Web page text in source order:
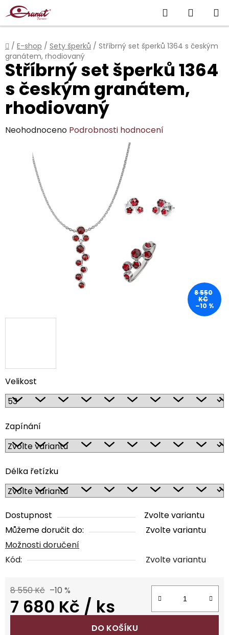
Přejít
na
obsah
Hledat
KOŠÍK
Domů
/ E-shop / Sety šperků / Stříbrný set šperků 1364 s českým
granátem, rhodiovaný
Velikost
Zapínání
Délka řetízku
Dostupnost
Zvolte variantu
Můžeme doručit do:
Zvolte variantu
Možnosti doručení
Kód:
Zvolte variantu
8 550 Kč –10 %
7 680 Kč / ks
DO KOŠÍKU
Stříbrný set šperků 1364
s českým granátem,
rhodiovaný
Průměrné
produktu
Neohodnoceno Podrobnosti hodnocení
8 550
KČ
–10 %